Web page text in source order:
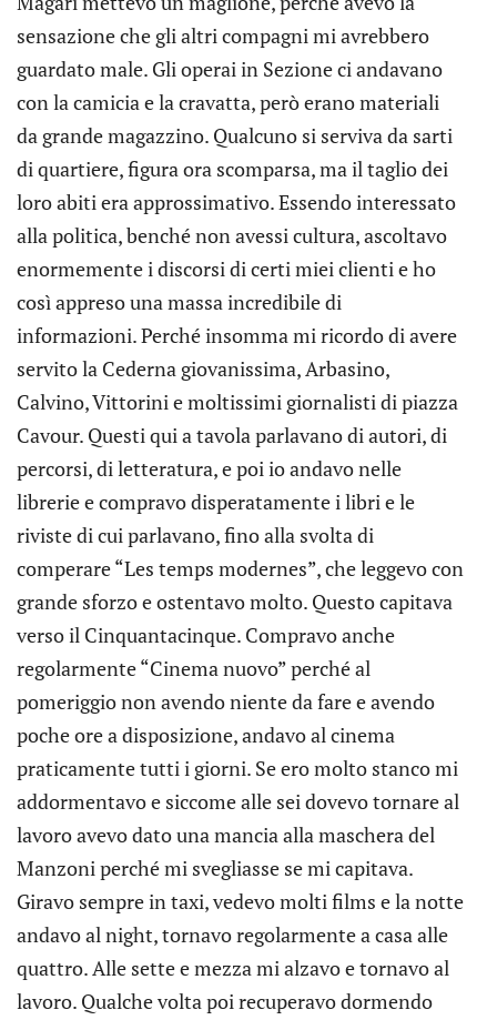
sensazione che gli altri compagni mi avrebbero
guardato male. Gli operai in Sezione ci andavano
con la camicia e la cravatta, però erano materiali
da grande magazzino. Qualcuno si serviva da sarti
di quartiere, figura ora scomparsa, ma il taglio dei
loro abiti era approssimativo. Essendo interessato
alla politica, benché non avessi cultura, ascoltavo
enormemente i discorsi di certi miei clienti e ho
così appreso una massa incredibile di
informazioni. Perché insomma mi ricordo di avere
servito la Cederna giovanissima, Arbasino,
Calvino, Vittorini e moltissimi giornalisti di piazza
Cavour. Questi qui a tavola parlavano di autori, di
percorsi, di letteratura, e poi io andavo nelle
librerie e compravo disperatamente i libri e le
riviste di cui parlavano, fino alla svolta di
comperare “Les temps modernes”, che leggevo con
grande sforzo e ostentavo molto. Questo capitava
verso il Cinquantacinque. Compravo anche
regolarmente “Cinema nuovo” perché al
pomeriggio non avendo niente da fare e avendo
poche ore a disposizione, andavo al cinema
praticamente tutti i giorni. Se ero molto stanco mi
addormentavo e siccome alle sei dovevo tornare al
lavoro avevo dato una mancia alla maschera del
Manzoni perché mi svegliasse se mi capitava.
Giravo sempre in taxi, vedevo molti films e la notte
andavo al night, tornavo regolarmente a casa alle
quattro. Alle sette e mezza mi alzavo e tornavo al
lavoro. Qualche volta poi recuperavo dormendo